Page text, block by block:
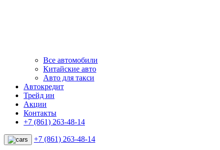
Все автомобили
Китайские авто
Авто для такси
Автокредит
Трейд ин
Акции
Контакты
+7 (861) 263-48-14
+7 (861) 263-48-14